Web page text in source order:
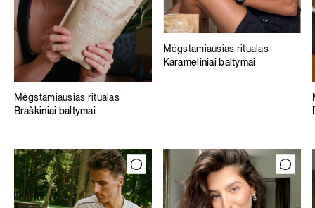
Mėgstamiausias ritualas
Braškiniai baltymai
Mėgstamiausias ritualas
Karameliniai baltymai